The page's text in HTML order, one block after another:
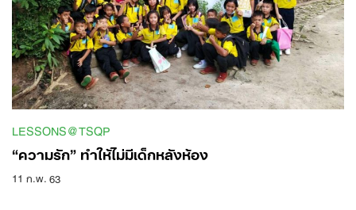
LESSONS@TSQP
“ความรัก” ทำให้ไม่มีเด็กหลังห้อง
11 ก.พ. 63